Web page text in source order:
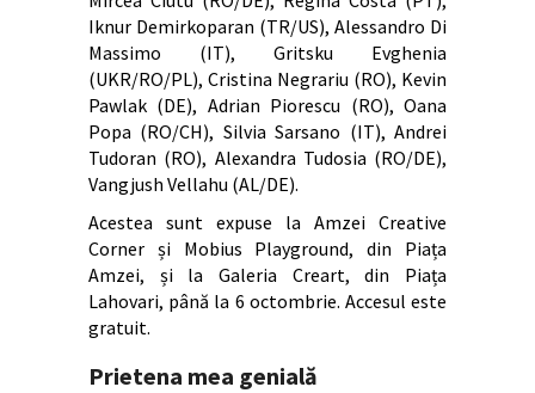
Iknur Demirkoparan (TR/US), Alessandro Di
Massimo (IT), Gritsku Evghenia
(UKR/RO/PL), Cristina Negrariu (RO), Kevin
Pawlak (DE), Adrian Piorescu (RO), Oana
Popa (RO/CH), Silvia Sarsano (IT), Andrei
Tudoran (RO), Alexandra Tudosia (RO/DE),
Vangjush Vellahu (AL/DE).
Acestea sunt expuse la Amzei Creative
Corner și Mobius Playground, din Piața
Amzei, și la Galeria Creart, din Piața
Lahovari, până la 6 octombrie. Accesul este
gratuit.
Prietena mea genială